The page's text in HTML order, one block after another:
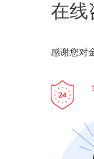
在线
感谢您对